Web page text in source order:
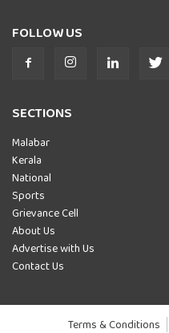
FOLLOW US
SECTIONS
Malabar
Kerala
National
Sports
Grievance Cell
About Us
Advertise with Us
Contact Us
Terms & Conditions